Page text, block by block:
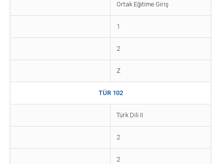
Ortak Eğitime Giriş
1
2
Z
TÜR 102
Türk Dili II
2
2